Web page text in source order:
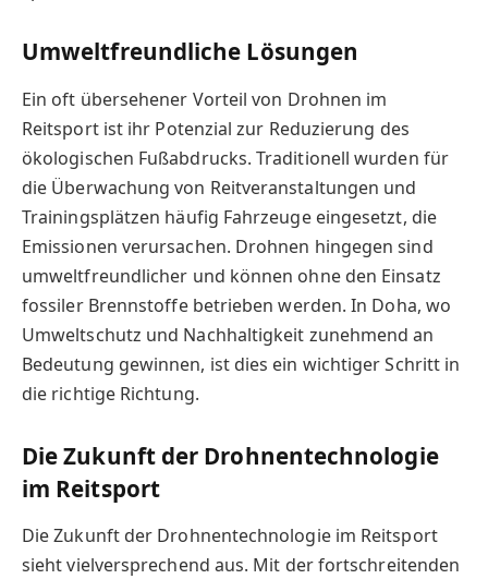
Umweltfreundliche Lösungen
Ein oft übersehener Vorteil von Drohnen im
Reitsport ist ihr Potenzial zur Reduzierung des
ökologischen Fußabdrucks. Traditionell wurden für
die Überwachung von Reitveranstaltungen und
Trainingsplätzen häufig Fahrzeuge eingesetzt, die
Emissionen verursachen. Drohnen hingegen sind
umweltfreundlicher und können ohne den Einsatz
fossiler Brennstoffe betrieben werden. In Doha, wo
Umweltschutz und Nachhaltigkeit zunehmend an
Bedeutung gewinnen, ist dies ein wichtiger Schritt in
die richtige Richtung.
Die Zukunft der Drohnentechnologie
im Reitsport
Die Zukunft der Drohnentechnologie im Reitsport
sieht vielversprechend aus. Mit der fortschreitenden